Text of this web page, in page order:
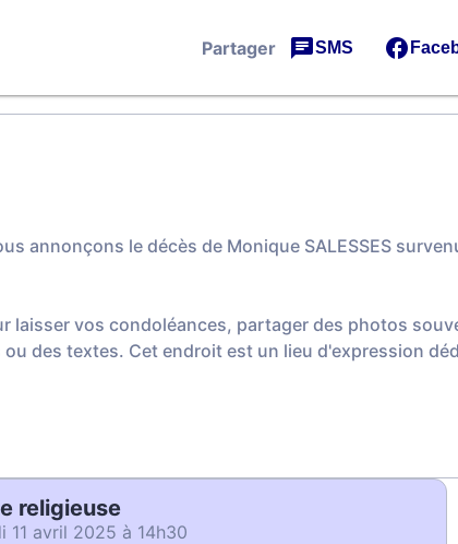
Partager SMS
annonçons le décès de Monique SALESSES
laisser vos condoléances, partager des photos
des textes. Cet endroit est un lieu d'expression
religieuse
11 avril 2025 à 14h30